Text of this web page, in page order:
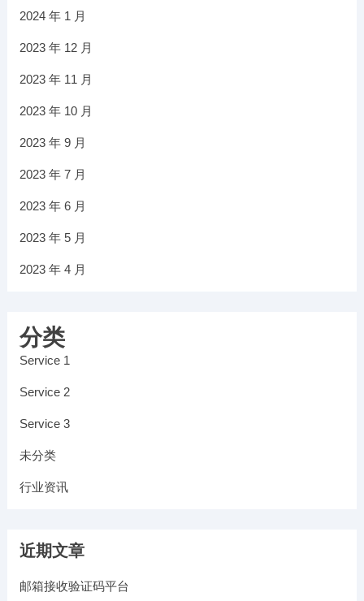
2024 年 1 月
2023 年 12 月
2023 年 11 月
2023 年 10 月
2023 年 9 月
2023 年 7 月
2023 年 6 月
2023 年 5 月
2023 年 4 月
分类
Service 1
Service 2
Service 3
未分类
行业资讯
近期文章
邮箱接收验证码平台